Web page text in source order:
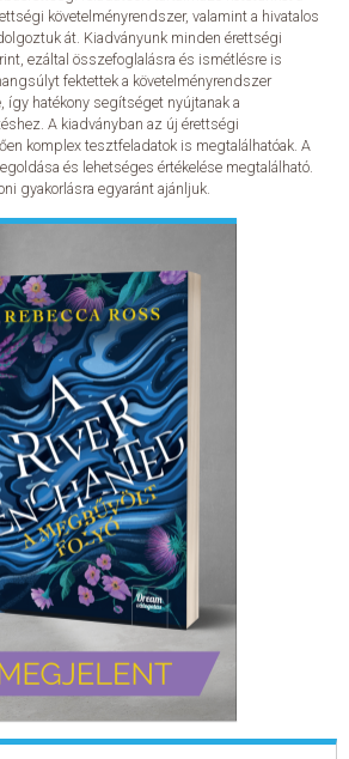
követelményrendszer, valamint a hivatalos
át. Kiadványunk minden érettségi
ezáltal összefoglalásra és ismétlésre is
fektettek a követelményrendszer
így hatékony segítséget nyújtanak a
A kiadványban az új érettségi
komplex tesztfeladatok is megtalálhatóak. A
és lehetséges értékelése megtalálható.
gyakorlásra egyaránt ajánljuk.
SZABÁLYZAT